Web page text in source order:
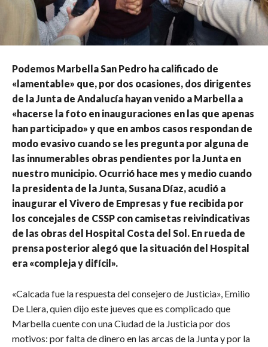
Podemos Marbella San Pedro ha calificado de
«lamentable» que, por dos ocasiones, dos dirigentes
de la Junta de Andalucía hayan venido a Marbella a
«hacerse la foto en inauguraciones en las que apenas
han participado» y que en ambos casos respondan de
modo evasivo cuando se les pregunta por alguna de
las innumerables obras pendientes por la Junta en
nuestro municipio. Ocurrió hace mes y medio cuando
la presidenta de la Junta, Susana Díaz, acudió a
inaugurar el Vivero de Empresas y fue recibida por
los concejales de CSSP con camisetas reivindicativas
de las obras del Hospital Costa del Sol. En rueda de
prensa posterior alegó que la situación del Hospital
era «compleja y difícil».
«Calcada fue la respuesta del consejero de Justicia», Emilio
De Llera, quien dijo este jueves que es complicado que
Marbella cuente con una Ciudad de la Justicia por dos
motivos: por falta de dinero en las arcas de la Junta y por la